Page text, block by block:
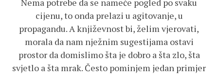
Nema potrebe da se nameće pogled po svaku
cijenu, to onda prelazi u agitovanje, u
propagandu. A književnost bi, želim vjerovati,
morala da nam nježnim sugestijama ostavi
prostor da domislimo šta je dobro a šta zlo, šta
svjetlo a šta mrak. Često pominjem jedan primjer